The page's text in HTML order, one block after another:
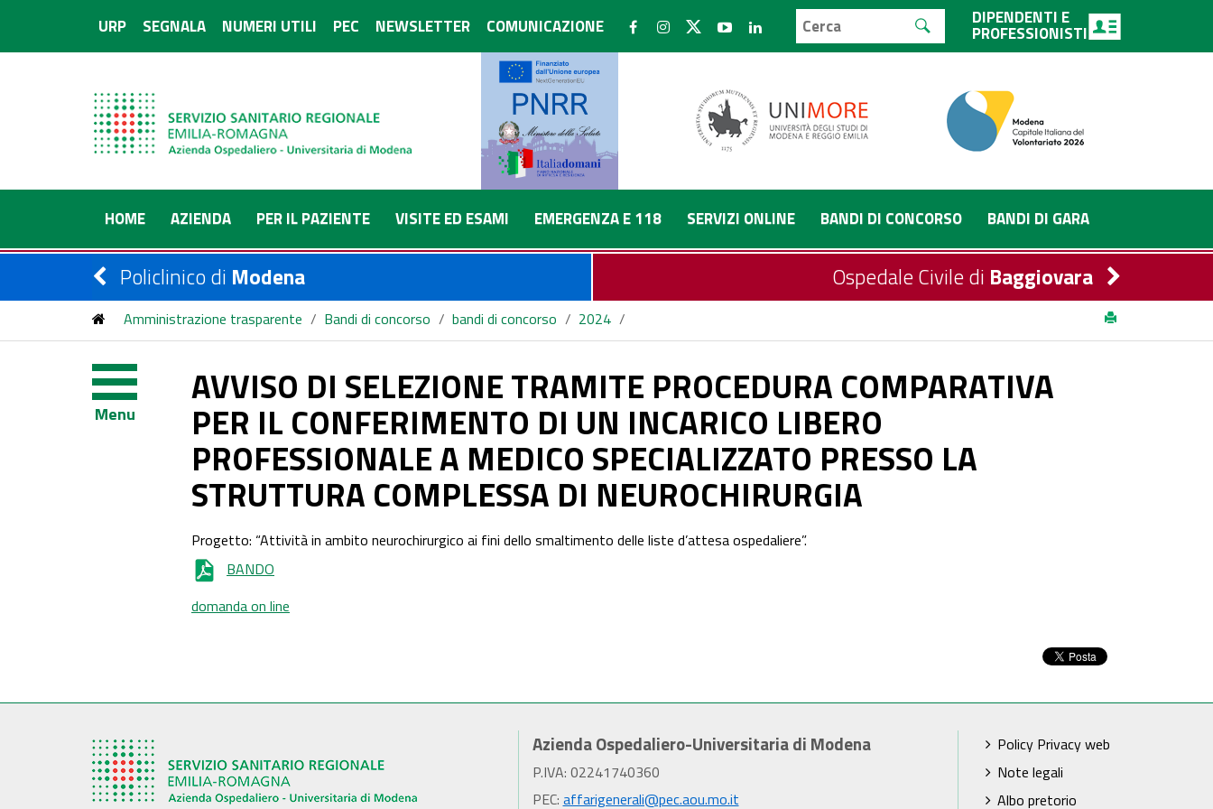
URP SEGNALA NUMERI UTILI PEC NEWSLETTER COMUNICAZIONE DIPENDENTI E
PROFESSIONISTI
HOME AZIENDA PER IL PAZIENTE VISITE ED ESAMI EMERGENZA E 118 SERVIZI ONLINE BANDI DI CONCORSO BANDI DI GARA
Policlinico di Modena Ospedale Civile di Baggiovara
Amministrazione trasparente / Bandi di concorso / bandi di concorso / 2024 /
LA STRUTTURA COMPLESSA DI NEUROCHIRURGIA
Menu
AVVISO DI SELEZIONE TRAMITE PROCEDURA COMPARATIVA
PER IL CONFERIMENTO DI UN INCARICO LIBERO
PROFESSIONALE A MEDICO SPECIALIZZATO PRESSO LA
STRUTTURA COMPLESSA DI NEUROCHIRURGIA
Progetto: “Attività in ambito neurochirurgico ai fini dello smaltimento delle liste d’attesa ospedaliere”.
BANDO
domanda on line
Azienda Ospedaliero-Universitaria di Modena
P.IVA: 02241740360
PEC: affarigenerali@pec.aou.mo.it
Policy Privacy web
Note legali
Albo pretorio